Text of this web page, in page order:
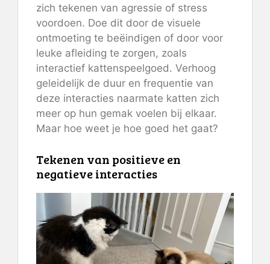
zich tekenen van agressie of stress
voordoen. Doe dit door de visuele
ontmoeting te beëindigen of door voor
leuke afleiding te zorgen, zoals
interactief kattenspeelgoed. Verhoog
geleidelijk de duur en frequentie van
deze interacties naarmate katten zich
meer op hun gemak voelen bij elkaar.
Maar hoe weet je hoe goed het gaat?
Tekenen van positieve en
negatieve interacties